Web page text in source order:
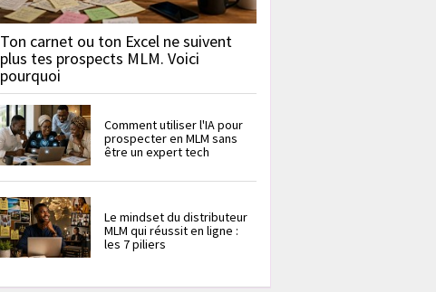
Ton carnet ou ton Excel ne suivent
plus tes prospects MLM. Voici
pourquoi
Comment utiliser l'IA pour
prospecter en MLM sans
être un expert tech
Le mindset du distributeur
MLM qui réussit en ligne :
les 7 piliers